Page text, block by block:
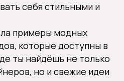
себя стильными и
примеры модных
которые доступны в
ты найдёшь не только
но и свежие идеи